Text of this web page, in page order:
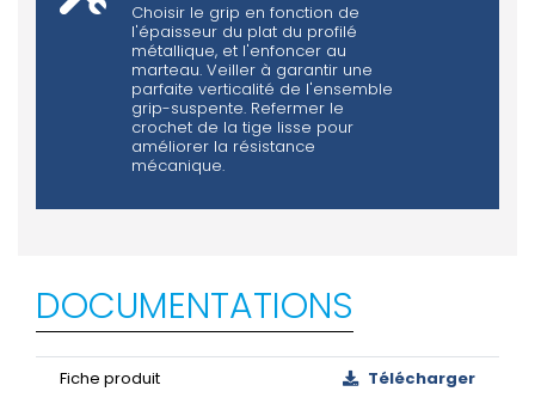
Choisir le grip en fonction de
l'épaisseur du plat du profilé
métallique, et l'enfoncer au
marteau. Veiller à garantir une
parfaite verticalité de l'ensemble
grip-suspente. Refermer le
crochet de la tige lisse pour
améliorer la résistance
mécanique.
DOCUMENTATIONS
Fiche produit Télécharger